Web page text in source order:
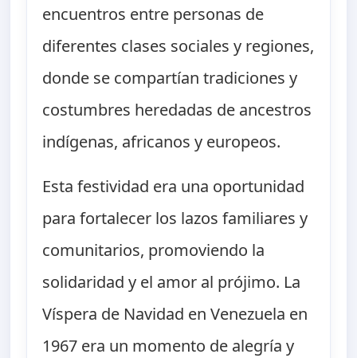
encuentros entre personas de
diferentes clases sociales y regiones,
donde se compartían tradiciones y
costumbres heredadas de ancestros
indígenas, africanos y europeos.
Esta festividad era una oportunidad
para fortalecer los lazos familiares y
comunitarios, promoviendo la
solidaridad y el amor al prójimo. La
Víspera de Navidad en Venezuela en
1967 era un momento de alegría y